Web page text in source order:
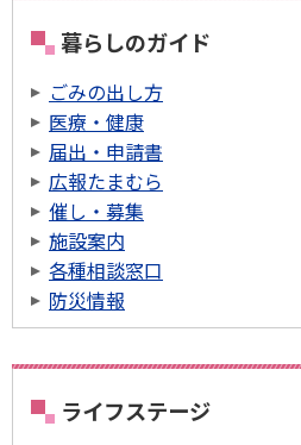
暮らしのガイド
ごみの出し方
医療・健康
届出・申請書
広報たまむら
催し・募集
施設案内
各種相談窓口
防災情報
ライフステージ